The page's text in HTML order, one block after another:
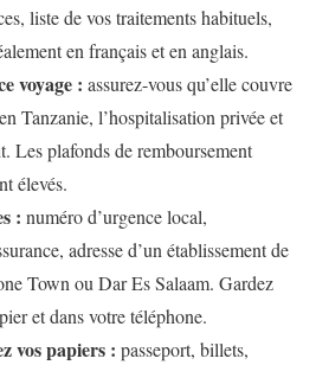
liste de vos traitements habituels,
en français et en anglais.
voyage : assurez-vous qu’elle couvre
Tanzanie, l’hospitalisation privée et
Les plafonds de remboursement
élevés.
: numéro d’urgence local,
adresse d’un établissement de
Town ou Dar Es Salaam. Gardez
et dans votre téléphone.
vos papiers : passeport, billets,